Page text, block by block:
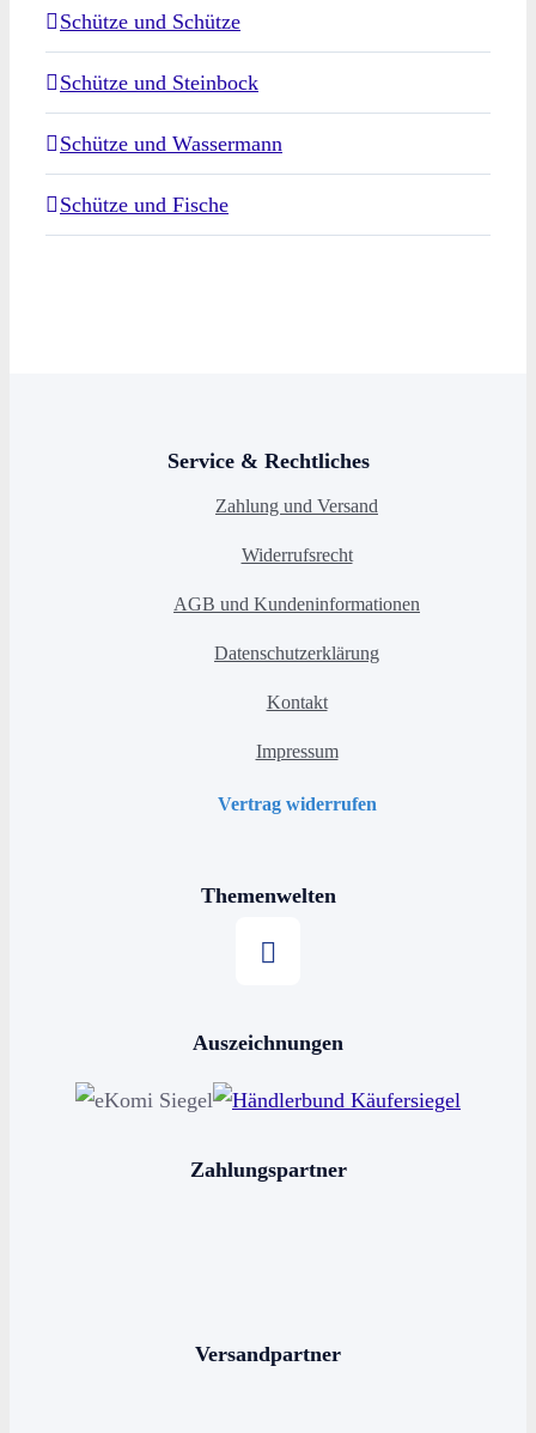
Schütze und Schütze
Schütze und Steinbock
Schütze und Wassermann
Schütze und Fische
Service & Rechtliches
Zahlung und Versand
Widerrufsrecht
AGB und Kundeninformationen
Datenschutzerklärung
Kontakt
Impressum
Vertrag widerrufen
Themenwelten
Horoskop kaufen
Sternschnuppe kaufen
Auszeichnungen
Zahlungspartner
Versandpartner